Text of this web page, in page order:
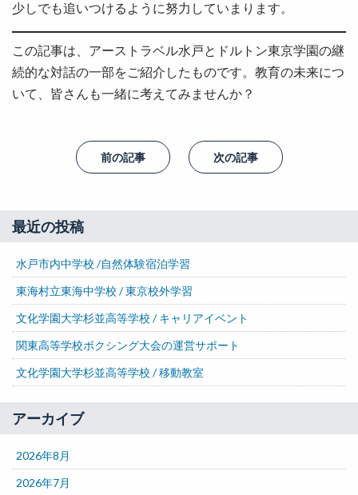
少しでも追いつけるように努力していまります。
この記事は、アーストラベル水戸とドルトン東京学園の継
続的な対話の一部をご紹介したものです。教育の未来につ
いて、皆さんも一緒に考えてみませんか？
前の記事 次の記事
最近の投稿
水戸市内中学校 /自然体験宿泊学習
東海村立東海中学校 / 東京校外学習
文化学園大学杉並高等学校 / キャリアイベント
関東高等学校ボクシング大会の運営サポート
文化学園大学杉並高等学校 / 移動教室
アーカイブ
2026年8月
2026年7月